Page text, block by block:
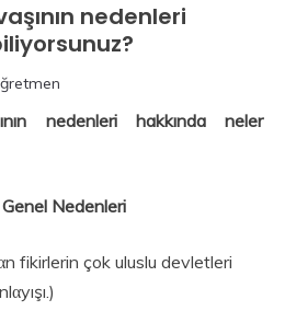
nedenleri
nedenleri hakkında neler
Genel Nedenleri
fikirlerin çok uluslu devletleri